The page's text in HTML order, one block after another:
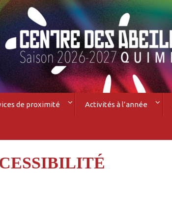
de proximité Activités à l’année